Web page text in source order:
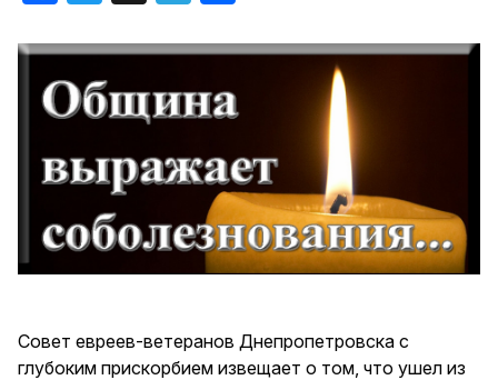
Совет евреев-ветеранов Днепропетровска с
глубоким прискорбием извещает о том, что ушел из